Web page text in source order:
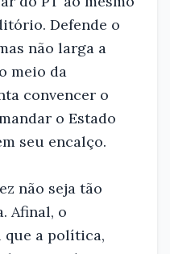
Defende o
não larga a
meio da
convencer o
o Estado
seu encalço.
não seja tão
Afinal, o
que a política,